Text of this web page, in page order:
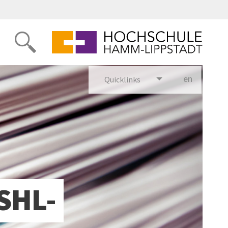
Quicklinks en glish